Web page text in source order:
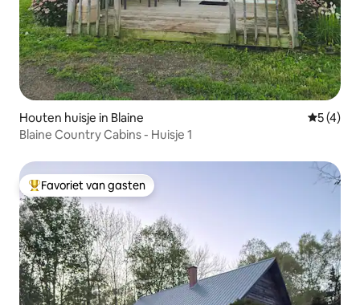
Houten huisje in Blaine
5 (4)
Blaine Country Cabins - Huisje 1
Topfavoriet van gasten
Favoriet van gasten